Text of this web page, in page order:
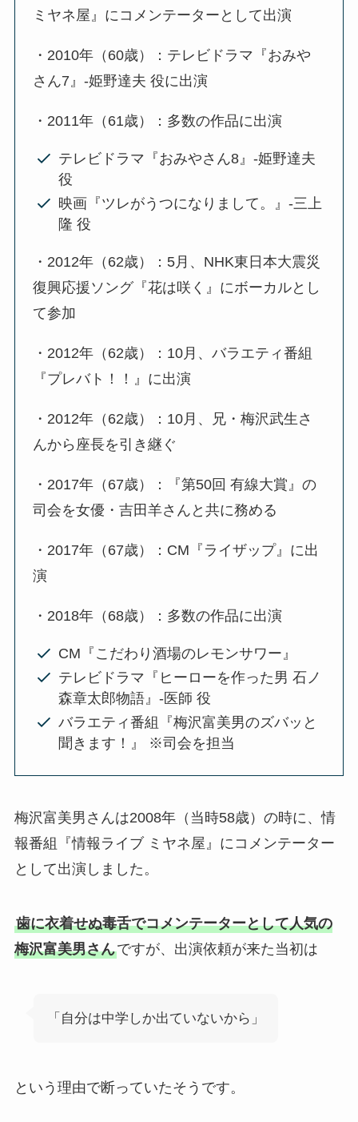
ミヤネ屋』にコメンテーターとして出演
・2010年（60歳）：テレビドラマ『おみや
さん7』-姫野達夫 役に出演
・2011年（61歳）：多数の作品に出演
テレビドラマ『おみやさん8』-姫野達夫
役
映画『ツレがうつになりまして。』-三上
隆 役
・2012年（62歳）：5月、NHK東日本大震災
復興応援ソング『花は咲く』にボーカルとし
て参加
・2012年（62歳）：10月、バラエティ番組
『プレバト！！』に出演
・2012年（62歳）：10月、兄・梅沢武生さ
んから座長を引き継ぐ
・2017年（67歳）：『第50回 有線大賞』の
司会を女優・吉田羊さんと共に務める
・2017年（67歳）：CM『ライザップ』に出
演
・2018年（68歳）：多数の作品に出演
CM『こだわり酒場のレモンサワー』
テレビドラマ『ヒーローを作った男 石ノ
森章太郎物語』-医師 役
バラエティ番組『梅沢富美男のズバッと
聞きます！』 ※司会を担当
梅沢富美男さんは2008年（当時58歳）の時に、情
報番組『情報ライブ ミヤネ屋』にコメンテーター
として出演しました。
歯に衣着せぬ毒舌でコメンテーターとして人気の
梅沢富美男さんですが、出演依頼が来た当初は
「自分は中学しか出ていないから」
という理由で断っていたそうです。